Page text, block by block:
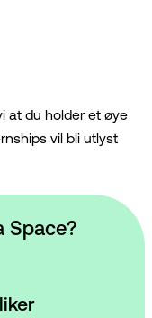
at du holder et øye
vil bli utlyst
Space?